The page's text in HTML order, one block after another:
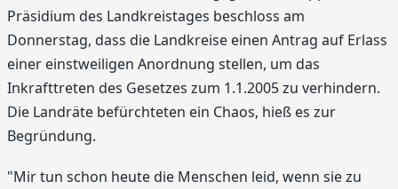
Präsidium des Landkreistages beschloss am
Donnerstag, dass die Landkreise einen Antrag auf Erlass
einer einstweiligen Anordnung stellen, um das
Inkrafttreten des Gesetzes zum 1.1.2005 zu verhindern.
Die Landräte befürchteten ein Chaos, hieß es zur
Begründung.
"Mir tun schon heute die Menschen leid, wenn sie zu